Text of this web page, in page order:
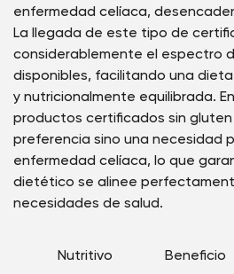
enfermedad celíaca,
La llegada de este tipo de
considerablemente el espectro
disponibles, facilitando una
y nutricionalmente equilibrada.
productos certificados sin gluten
preferencia sino una necesidad
enfermedad celíaca, lo que
dietético se alinee
necesidades de salud.
Nutritivo Beneficio